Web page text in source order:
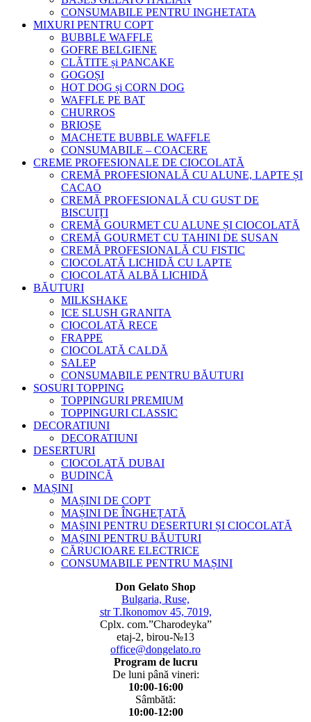
CONSUMABILE PENTRU INGHETATA
MIXURI PENTRU COPT
BUBBLE WAFFLE
GOFRE BELGIENE
CLĂTITE și PANCAKE
GOGOȘI
HOT DOG și CORN DOG
WAFFLE PE BAT
CHURROS
BRIOȘE
MACHETE BUBBLE WAFFLE
CONSUMABILE – COACERE
CREME PROFESIONALE DE CIOCOLATĂ
CREMĂ PROFESIONALĂ CU ALUNE, LAPTE ȘI
CACAO
CREMĂ PROFESIONALĂ CU GUST DE
BISCUIȚI
CREMĂ GOURMET CU ALUNE ȘI CIOCOLATĂ
CREMĂ GOURMET CU TAHINI DE SUSAN
CREMĂ PROFESIONALĂ CU FISTIC
CIOCOLATĂ LICHIDĂ CU LAPTE
CIOCOLATĂ ALBĂ LICHIDĂ
BĂUTURI
MILKSHAKE
ICE SLUSH GRANITA
CIOCOLATĂ RECE
FRAPPE
CIOCOLATĂ CALDĂ
SALEP
CONSUMABILE PENTRU BĂUTURI
SOSURI TOPPING
TOPPINGURI PREMIUM
TOPPINGURI CLASSIC
DECORATIUNI
DECORATIUNI
DESERTURI
CIOCOLATĂ DUBAI
BUDINCĂ
MAȘINI
MAȘINI DE COPT
MAȘINI DE ÎNGHEȚATĂ
MAȘINI PENTRU DESERTURI ȘI CIOCOLATĂ
MAȘINI PENTRU BĂUTURI
CĂRUCIOARE ELECTRICE
CONSUMABILE PENTRU MAȘINI
Don Gelato Shop
Bulgaria, Ruse,
str T.Ikonomov 45, 7019,
Cplx. com.”Charodeyka”
etaj-2, birou-№13
office@dongelato.ro
Program de lucru
De luni până vineri:
10:00-16:00
Sâmbătă:
10:00-12:00